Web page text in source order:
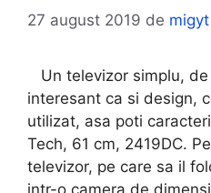
27 august 2019 de migyt
Un televizor simplu,
interesant ca si design,
utilizat, asa poti
Tech, 61 cm, 2419DC.
televizor, pe care sa il
intr-o camera de